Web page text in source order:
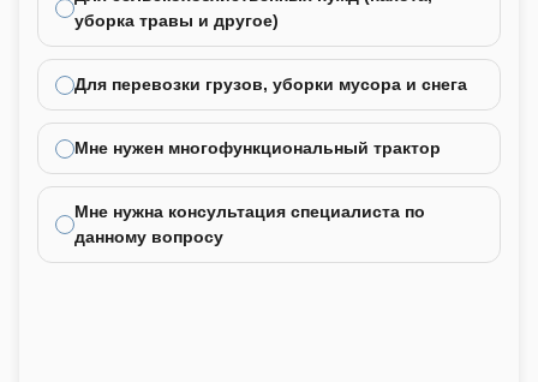
уборка травы и другое)
Для перевозки грузов, уборки мусора и снега
Мне нужен многофункциональный трактор
Мне нужна консультация специалиста по
данному вопросу